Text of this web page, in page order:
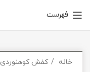
فهرست
خانه کفش کوهنوردی